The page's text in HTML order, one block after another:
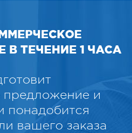
ТЕЧЕНИЕ 1 ЧАСА
предложение и
понадобится
вашего заказа